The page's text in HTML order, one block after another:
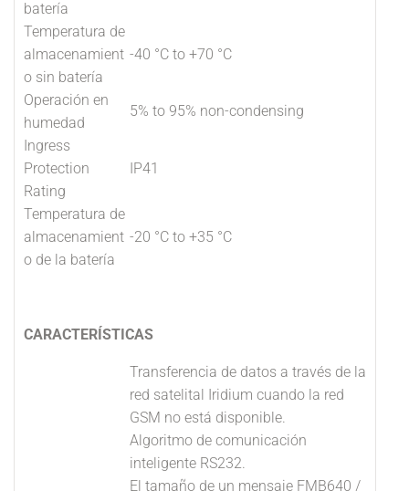
batería
Temperatura de
almacenamient
o sin batería
-40 °C to +70 °C
Operación en
humedad
5% to 95% non-condensing
Ingress
Protection
Rating
IP41
Temperatura de
almacenamient
o de la batería
-20 °C to +35 °C
CARACTERÍSTICAS
Transferencia de datos a través de la
red satelital Iridium cuando la red
GSM no está disponible.
Algoritmo de comunicación
inteligente RS232.
El tamaño de un mensaje FMB640 /